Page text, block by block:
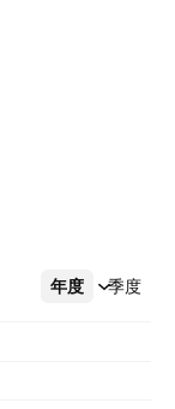
年度 季度
更多